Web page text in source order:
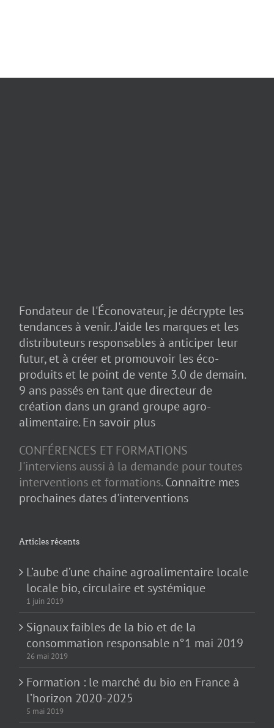
Fondateur de l'Éconovateur, je décrypte les
tendances à venir. J'aide les marques et les
distributeurs responsables à anticiper leur
futur, et à créer et promouvoir les éco-
produits et le point de vente 3.0 de demain.
9 ans passés en tant que directeur de
création dans un grand groupe agro-
alimentaire.En savoir plus
CONFÉRENCES ET FORMATIONS
J'interviens aussi à la demande pour toutes
interventions et formations.Connaitre mes
prochaines dates d'interventions
Articles récents
L’aube d’une chaine agroalimentaire locale
locale bio, circulaire et systémique
1 juin 2019
Signaux faibles de la bio et de la
consommation responsable n°1 mai 2019
26 mai 2019
Formation : le marché du bio en France à
l’horizon 2020-2025
5 mai 2019